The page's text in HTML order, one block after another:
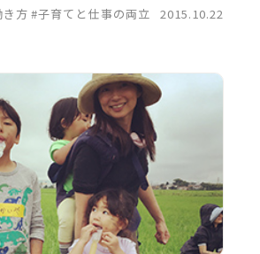
き方 #子育てと仕事の両立 2015.10.22